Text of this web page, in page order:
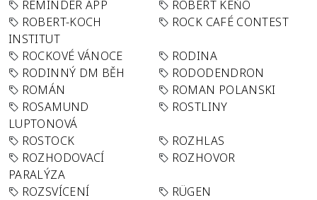
REMINDER APP
ROBERT KEŇO
ROBERT-KOCH
INSTITUT
ROCK CAFÉ CONTEST
ROCKOVÉ VÁNOCE
RODINA
RODINNÝ DM BĚH
RODODENDRON
ROMÁN
ROMAN POLANSKI
ROSAMUND
LUPTONOVÁ
ROSTLINY
ROSTOCK
ROZHLAS
ROZHODOVACÍ
PARALÝZA
ROZHOVOR
ROZSVÍCENÍ
RÜGEN